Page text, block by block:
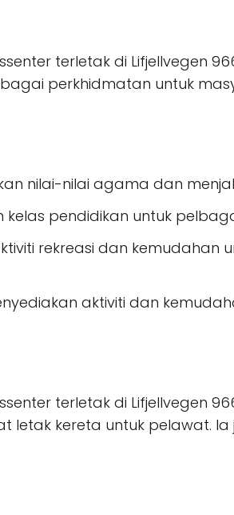
terletak di Lifjellvegen
perkhidmatan untuk
nilai-nilai agama dan
pendidikan untuk
rekreasi dan
aktiviti dan
terletak di Lifjellvegen
kereta untuk pelawat.